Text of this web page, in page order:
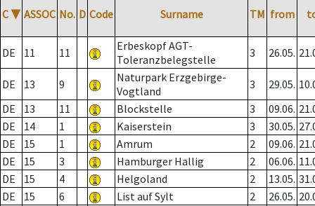
C ▼ ASSOC No. D Code Surname TM from
DE 11 11
Erbeskopf AGT-
Toleranzbelegstelle
3 26.05.
DE 13 9
Naturpark Erzgebirge-
Vogtland
3 29.05.
DE
13 11 Blockstelle 3 09.06.
DE
14 1 Kaiserstein 3 30.05.
DE
15 1 Amrum 2 09.06.
DE
15 3 Hamburger Hallig 2 06.06.
DE
15 4 Helgoland 2 13.05.
DE
15 6 List auf Sylt 2 26.05.